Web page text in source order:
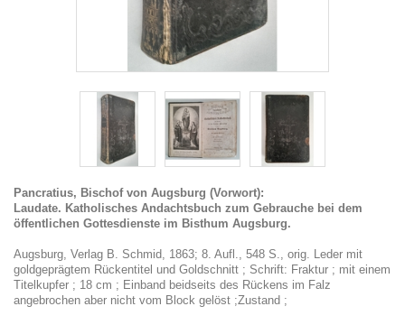
Pancratius, Bischof von Augsburg (Vorwort):
Laudate. Katholisches Andachtsbuch zum Gebrauche bei dem
öffentlichen Gottesdienste im Bisthum Augsburg.
Augsburg, Verlag B. Schmid, 1863; 8. Aufl., 548 S., orig. Leder mit
goldgeprägtem Rückentitel und Goldschnitt ; Schrift: Fraktur ; mit einem
Titelkupfer ; 18 cm ; Einband beidseits des Rückens im Falz
angebrochen aber nicht vom Block gelöst ;Zustand ;